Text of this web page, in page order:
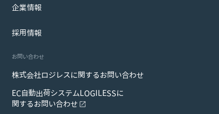
企業情報
採用情報
お問い合わせ
株式会社ロジレスに関するお問い合わせ
EC自動出荷システムLOGILESSに
関するお問い合わせ